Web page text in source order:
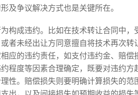
及争议解决方式也是关键所在。
构成违约。比如在技术转让合同中，
者未经出让方同意擅自将技术再次转
应的违约责任，如支付违约金、赔偿
程度等因素合理确定，既要对违约方
性。赔偿损失则要明确计算损失的范